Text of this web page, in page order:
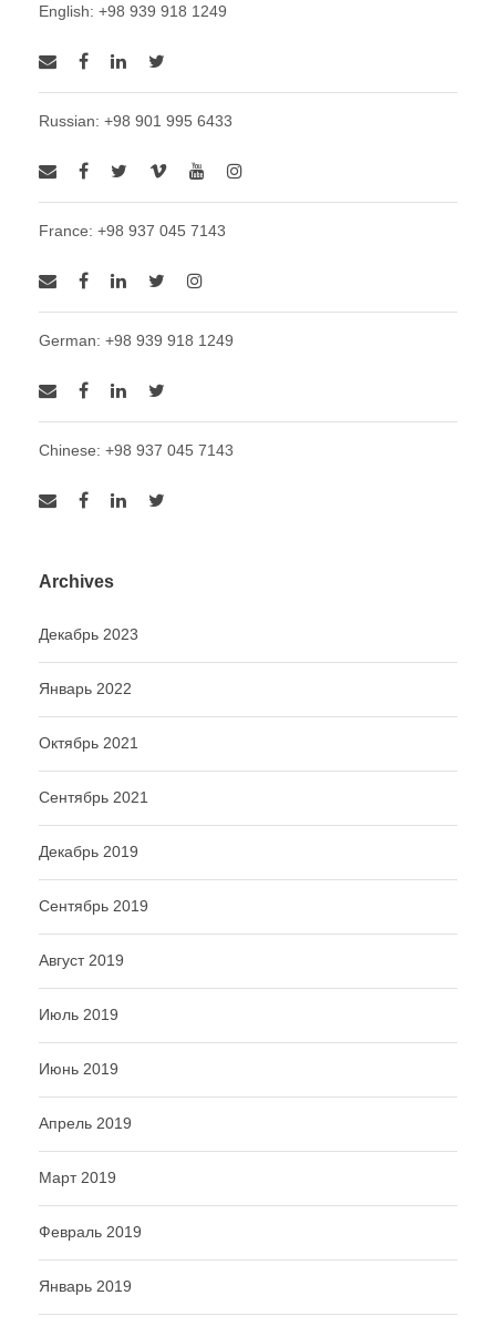
English: +98 939 918 1249
Russian: +98 901 995 6433
France: +98 937 045 7143
German: +98 939 918 1249
Chinese: +98 937 045 7143
Archives
Декабрь 2023
Январь 2022
Октябрь 2021
Сентябрь 2021
Декабрь 2019
Сентябрь 2019
Август 2019
Июль 2019
Июнь 2019
Апрель 2019
Март 2019
Февраль 2019
Январь 2019